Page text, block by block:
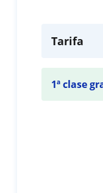
Tarifa
1ª clase